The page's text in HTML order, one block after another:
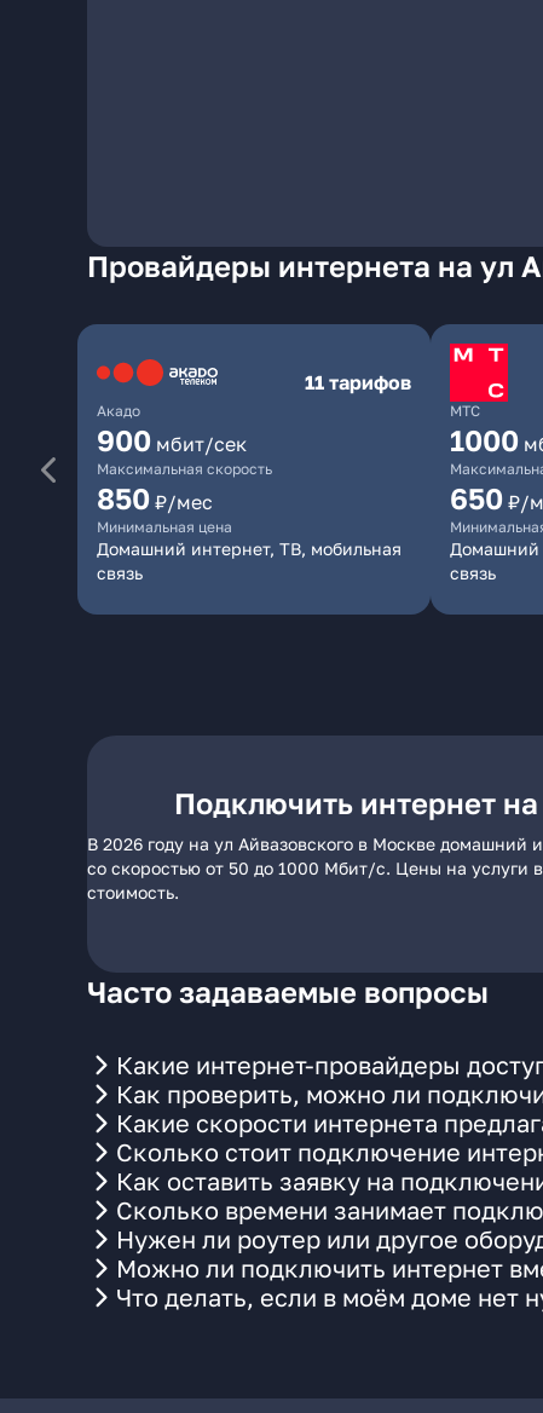
Провайдеры интернета на ул
Акадо
11 тарифов
900 мбит/сек
Максимальная скорость
850 ₽/мес
Минимальная цена
Домашний интернет, ТВ, мобильная
связь
МТС
1000
650 ₽/
Домашний
связь
Подключить интернет
В 2026 году на ул Айвазовского в Москве
со скоростью от 50 до 1000 Мбит/с. Цены на услуги
стоимость.
Часто задаваемые вопросы
Какие интернет-провайдеры
Как проверить, можно ли
Какие скорости интернета
Сколько стоит подключение
Как оставить заявку на
Сколько времени занимает
Нужен ли роутер или другое
Можно ли подключить интернет
Что делать, если в моём доме нет